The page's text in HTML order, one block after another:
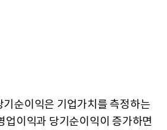
순이익은 기업가치를 측정하는
업이익과 당기순이익이 증가하면